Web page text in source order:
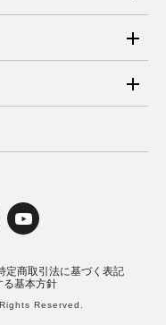
の売電
けサービス
定商取引法に基づく表記
る基本方針
Reserved.